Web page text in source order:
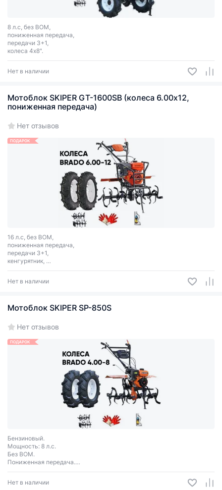
8 л.с, без ВОМ,
пониженная передача,
передачи 3+1,
колеса 4х8".
Нет в наличии
Мотоблок SKIPER GT-1600SB (колеса 6.00х12,
пониженная передача)
Нет отзывов
ПОДАРОК
16 л.с, без ВОМ,
пониженная передача,
передачи 3+1,
кенгурятник,
колеса 6х12".
Нет в наличии
Мотоблок SKIPER SP-850S
Нет отзывов
ПОДАРОК
Бензиновый.
Мощность: 8 л.с.
Без ВОМ.
Пониженная передача.
Передачи 3+1.
Нет в наличии